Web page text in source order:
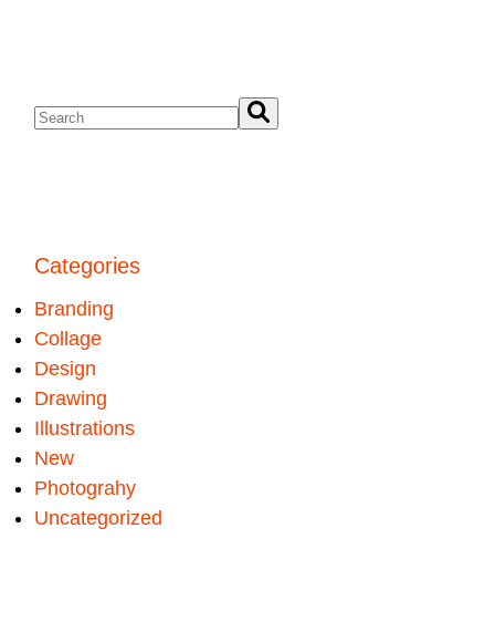
Categories
Branding
Collage
Design
Drawing
Illustrations
New
Photograhy
Uncategorized